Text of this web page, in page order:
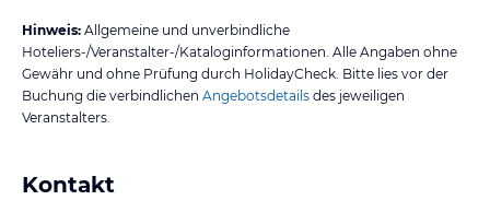
Hinweis: Allgemeine und unverbindliche
Hoteliers-/Veranstalter-/Kataloginformationen. Alle Angaben ohne
Gewähr und ohne Prüfung durch HolidayCheck. Bitte lies vor der
Buchung die verbindlichen Angebotsdetails des jeweiligen
Veranstalters.
Kontakt